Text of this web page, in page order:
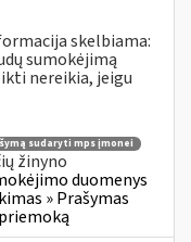
skelbiama:
sumokėjimą
nereikia, jeigu
sudaryti mps įmonei
žinyno
duomenys
» Prašymas